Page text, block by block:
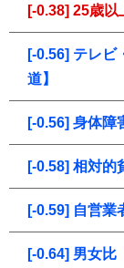
[-0.38] 25歳以
[-0.56] テレビ
道】
[-0.56] 身体障
[-0.58] 相対的
[-0.59] 自営業
[-0.64] 男女比